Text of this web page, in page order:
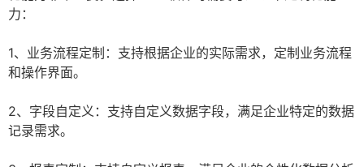
力：
1、业务流程定制：支持根据企业的实际需求，定制业务流程
和操作界面。
2、字段自定义：支持自定义数据字段，满足企业特定的数据
记录需求。